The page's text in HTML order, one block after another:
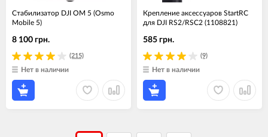
Стабилизатор DJI OM 5 (Osmo
Mobile 5)
(215)
8 100 грн.
Нет в наличии
Крепление аксессуаров StartRC
для DJI RS2/RSC2 (1108821)
(9)
585 грн.
Нет в наличии